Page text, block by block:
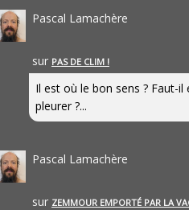
Pascal Lamachère
sur PAS DE CLIM !
Il est où le bon sens ? Faut-il
pleurer ?...
Pascal Lamachère
sur ZEMMOUR EMPORTÉ PAR LA